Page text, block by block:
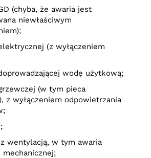
(chyba, że awaria jest
niewłaściwym
(z wyłączeniem
wodę użytkową;
(w tym pieca
z wyłączeniem odpowietrzania
wentylacją, w tym awaria